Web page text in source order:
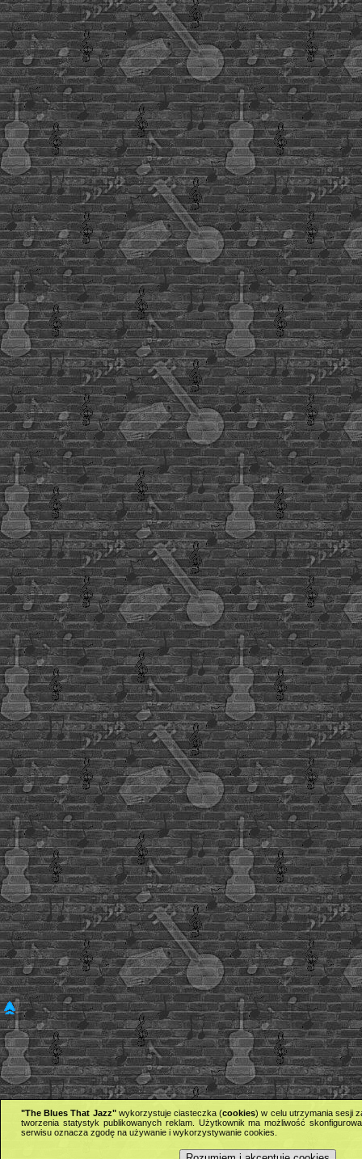
"The Blues That Jazz"wykorzystuje ciasteczka (cookies) w celu utrzymania sesji
tworzenia statystyk publikowanych reklam. Użytkownik ma możliwość
serwisu oznacza zgodę na używanie i wykorzystywanie cookies.